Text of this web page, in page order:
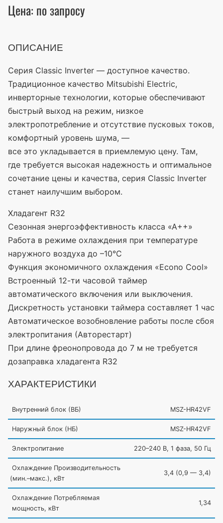
Цена: по запросу
ОПИСАНИЕ
Серия Classic Inverter — доступное качество.
Традиционное качество Mitsubishi Electric,
инверторные технологии, которые обеспечивают
быстрый выход на режим, низкое
электропотребление и отсутствие пусковых токов,
комфортный уровень шума, —
все это укладывается в приемлемую цену. Там,
где требуется высокая надежность и оптимальное
сочетание цены и качества, серия Classic Inverter
станет наилучшим выбором.
Хладагент R32
Сезонная энергоэффективность класса «А++»
Работа в режиме охлаждения при температуре
наружного воздуха до –10°C
Функция экономичного охлаждения «Econo Cool»
Встроенный 12-ти часовой таймер
автоматического включения или выключения.
Дискретность установки таймера составляет 1 час
Автоматическое возобновление работы после сбоя
электропитания (Авторестарт)
При длине фреонопровода до 7 м не требуется
дозаправка хладагента R32
ХАРАКТЕРИСТИКИ
Внутренний блок (ВБ) MSZ-HR42VF
Наружный блок (НБ) MSZ-HR42VF
Электропитание 220–240 B, 1 фаза, 50 Гц
Охлаждение Производительность
(мин.–макс.), кВт
3,4 (0,9 — 3,4)
Охлаждение Потребляемая
мощность, кВт
1,34